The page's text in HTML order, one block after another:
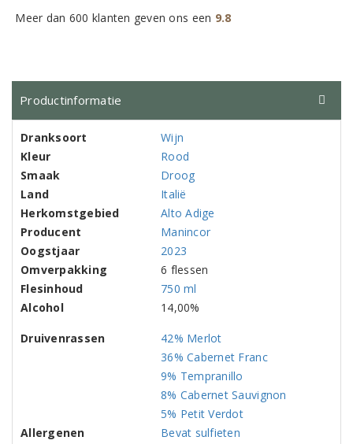
Meer dan 600 klanten geven ons een 9.8
Productinformatie
Dranksoort
Wijn
Kleur
Rood
Smaak
Droog
Land
Italië
Herkomstgebied
Alto Adige
Producent
Manincor
Oogstjaar
2023
Omverpakking
6 flessen
Flesinhoud
750 ml
Alcohol
14,00%
Druivenrassen
42% Merlot
36% Cabernet Franc
9% Tempranillo
8% Cabernet Sauvignon
5% Petit Verdot
Allergenen
Bevat sulfieten